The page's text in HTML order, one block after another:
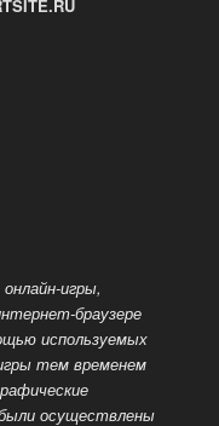
игры,
браузере
используемых
тем временем
осуществлены